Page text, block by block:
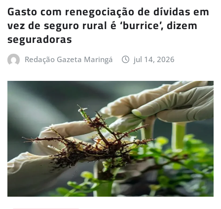
Gasto com renegociação de dívidas em
vez de seguro rural é ‘burrice’, dizem
seguradoras
Redação Gazeta Maringá jul 14, 2026